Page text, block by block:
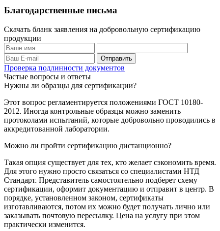
Благодарственные письма
Скачать бланк заявления на добровольную сертификацию
продукции
Проверка подлинности документов
Частые вопросы и ответы
Нужны ли образцы для сертификации?
Этот вопрос регламентируется положениями ГОСТ 10180-
2012. Иногда контрольные образцы можно заменить
протоколами испытаний, которые добровольно проводились в
аккредитованной лаборатории.
Можно ли пройти сертификацию дистанционно?
Такая опция существует для тех, кто желает сэкономить время.
Для этого нужно просто связаться со специалистами НТД
Стандарт. Представитель самостоятельно подберет схему
сертификации, оформит документацию и отправит в центр. В
порядке, установленном законом, сертификаты
изготавливаются, потом их можно будет получать лично или
заказывать почтовую пересылку. Цена на услугу при этом
практически изменится.